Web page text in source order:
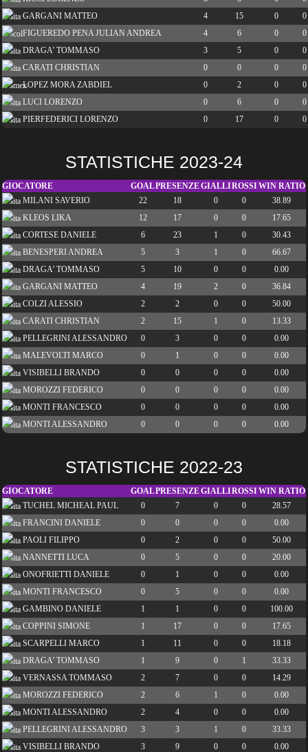
GARGANI MATTEO
4 15 0
0
FIGUEREDO PENA JULIAN ANDREA
4 6 0
0
DRAGA’ TOMMASO
3 5 0
0
CARATI CHRISTIAN
0 0 0
0
LOPEZ MORA ZABDIEL
0 2 0
0
LUCI LORENZO
0 6 0
0
PIERFEDERICI LORENZO
0 17 0 0
STATISTICHE 2023-24
GIOCATORE GOALPRESENZEGIALLIROSSIWIN RATIO
MILANI SAVERIO
22 18 0 0
38.89
KLEOS LIKA
12 17 0 0
17.65
CORTESE DANIELE
6 23 1 0
30.43
BENESPERI ANDREA
5 3 1 0
66.67
DRAGA’ TOMMASO
5 10 0 0
0.00
GARGANI MATTEO
4 19 2 0
36.84
COLZI ALESSIO
2 2 0 0
50.00
CARATI CHRISTIAN
2 15 1 0
13.33
PELLEGRINI ALESSANDRO
0 3 0 0
0.00
MALEVOLTI MARCO
0 1 0 0
0.00
VISIBELLI BRANDO
0 0 0 0
0.00
MOROZZI FEDERICO
0 0 0 0
0.00
MONTI FRANCESCO
0 0 0 0
0.00
MONTI ALESSANDRO
0 0 0 0 0.00
STATISTICHE 2022-23
GIOCATORE GOALPRESENZEGIALLIROSSIWIN RATIO
TUCHEL MICHEAL PAUL
0 7 0 0
28.57
FRANCINI DANIELE
0 0 0 0
0.00
PAOLI FILIPPO
0 2 0 0
50.00
NANNETTI LUCA
0 5 0 0
20.00
ONOFRIETTI DANIELE
0 1 0 0
0.00
MONTI FRANCESCO
0 5 0 0
0.00
GAMBINO DANIELE
1 1 0 0
100.00
COPPINI SIMONE
1 17 0 0
17.65
SCARPELLI MARCO
1 11 0 0
18.18
DRAGA’ TOMMASO
1 9 0 1
33.33
VERNASSA TOMMASO
2 7 0 0
14.29
MOROZZI FEDERICO
2 6 1 0
0.00
MONTI ALESSANDRO
2 4 0 0
0.00
PELLEGRINI ALESSANDRO
3 3 1 0
33.33
VISIBELLI BRANDO
3 9 0 0
0.00